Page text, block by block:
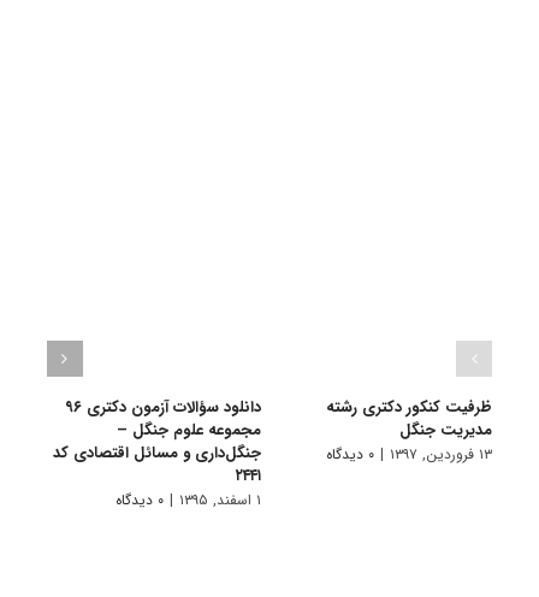
ظرفیت کنکور دکتری رشته
ﻣﺪﻳﺮﻳﺖ ﺟﻨﮕﻞ
۱۳ فروردین, ۱۳۹۷ | ۰ دیدگاه
دانلود سؤالات آزمون دکتری ۹۶
مجموعه علوم جنگل –
جنگل‌داری و مسائل اقتصادی کد
۲۴۴۱
۱ اسفند, ۱۳۹۵ | ۰ دیدگاه